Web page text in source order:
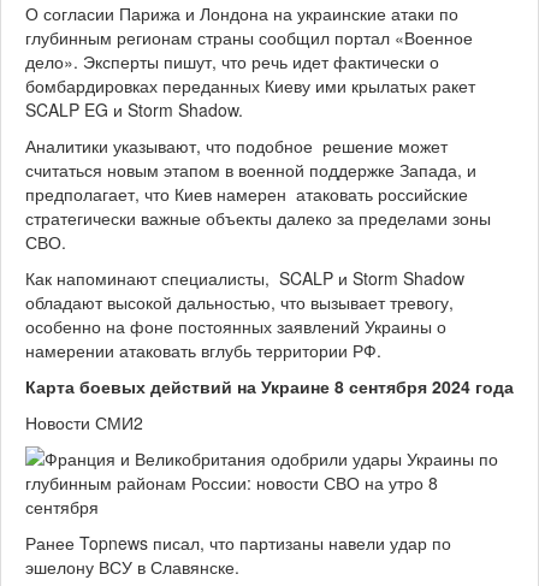
О согласии Парижа и Лондона на украинские атаки по
глубинным регионам страны сообщил портал «Военное
дело». Эксперты пишут, что речь идет фактически о
бомбардировках переданных Киеву ими крылатых ракет
SCALP EG и Storm Shadow.
Аналитики указывают, что подобное решение может
считаться новым этапом в военной поддержке Запада, и
предполагает, что Киев намерен атаковать российские
стратегически важные объекты далеко за пределами зоны
СВО.
Как напоминают специалисты, SCALP и Storm Shadow
обладают высокой дальностью, что вызывает тревогу,
особенно на фоне постоянных заявлений Украины о
намерении атаковать вглубь территории РФ.
Карта боевых действий на Украине 8 сентября 2024 года
Новости СМИ2
Ранее Topnews писал, что партизаны навели удар по
эшелону ВСУ в Славянске.